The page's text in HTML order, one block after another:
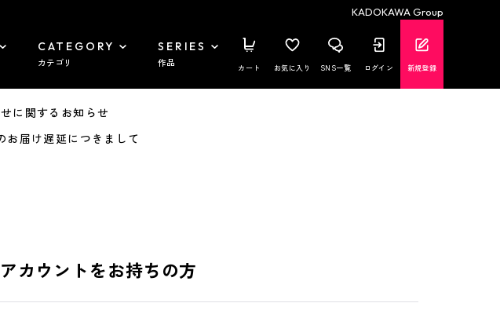
KADOKAWA Group
CATEGORY
カテゴリ
SERIES
作品 カート お気に入り SNS一覧 ログイン 新規登録
に関するお知らせ
届け遅延につきまして
カウントをお持ちの方